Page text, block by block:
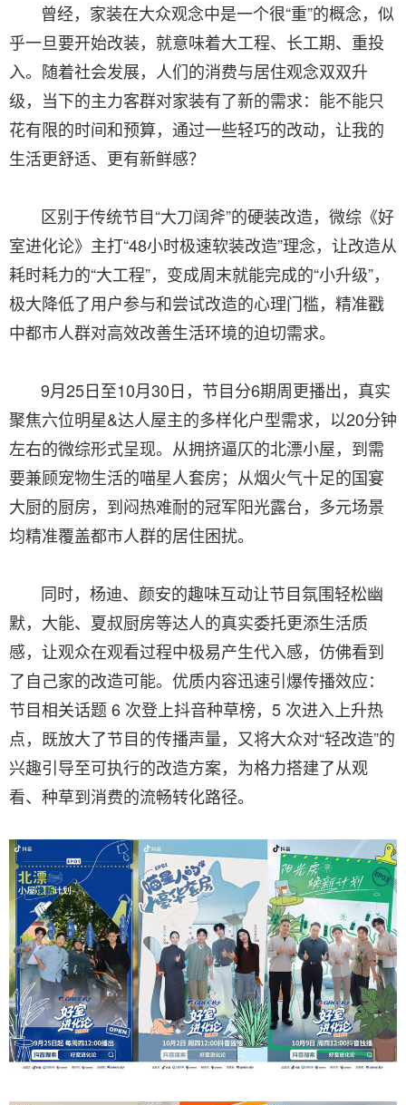
曾经，家装在大众观念中是一个很“重”的概念，似
乎一旦要开始改装，就意味着大工程、长工期、重投
入。随着社会发展，人们的消费与居住观念双双升
级，当下的主力客群对家装有了新的需求：能不能只
花有限的时间和预算，通过一些轻巧的改动，让我的
生活更舒适、更有新鲜感？
区别于传统节目“大刀阔斧”的硬装改造，微综《好
室进化论》主打“48小时极速软装改造”理念，让改造从
耗时耗力的“大工程”，变成周末就能完成的“小升级”，
极大降低了用户参与和尝试改造的心理门槛，精准戳
中都市人群对高效改善生活环境的迫切需求。
9月25日至10月30日，节目分6期周更播出，真实
聚焦六位明星&达人屋主的多样化户型需求，以20分钟
左右的微综形式呈现。从拥挤逼仄的北漂小屋，到需
要兼顾宠物生活的喵星人套房；从烟火气十足的国宴
大厨的厨房，到闷热难耐的冠军阳光露台，多元场景
均精准覆盖都市人群的居住困扰。
同时，杨迪、颜安的趣味互动让节目氛围轻松幽
默，大能、夏叔厨房等达人的真实委托更添生活质
感，让观众在观看过程中极易产生代入感，仿佛看到
了自己家的改造可能。优质内容迅速引爆传播效应：
节目相关话题 6 次登上抖音种草榜，5 次进入上升热
点，既放大了节目的传播声量，又将大众对“轻改造”的
兴趣引导至可执行的改造方案，为格力搭建了从观
看、种草到消费的流畅转化路径。